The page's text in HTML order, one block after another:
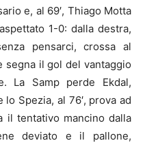
e, al 69′, Thiago Motta
1-0: dalla destra,
pensarci, crossa al
segna il gol del vantaggio
La Samp perde Ekdal,
Spezia, al 76′, prova ad
il tentativo mancino dalla
deviato e il pallone,